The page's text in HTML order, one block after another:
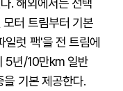
. 해외에서는 선택
터 트림부터 기본
럿 팩'을 전 트림에
5년/10만km 일반
기본 제공한다.